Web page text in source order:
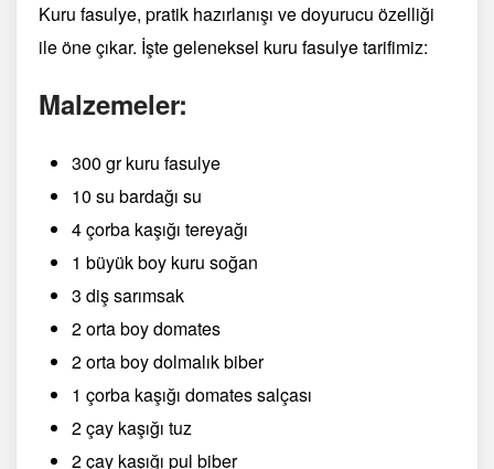
Kuru fasulye, pratik hazırlanışı ve doyurucu özelliği
ile öne çıkar. İşte geleneksel kuru fasulye tarifimiz:
Malzemeler:
300 gr kuru fasulye
10 su bardağı su
4 çorba kaşığı tereyağı
1 büyük boy kuru soğan
3 diş sarımsak
2 orta boy domates
2 orta boy dolmalık biber
1 çorba kaşığı domates salçası
2 çay kaşığı tuz
2 çay kaşığı pul biber